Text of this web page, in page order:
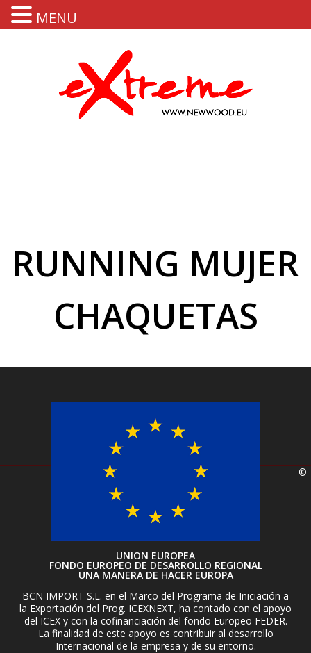
RUNNING MUJER
CHAQUETAS
UNION EUROPEA
FONDO EUROPEO DE DESARROLLO REGIONAL
UNA MANERA DE HACER EUROPA
BCN IMPORT S.L. en el Marco del Programa de Iniciación a
la Exportación del Prog. ICEXNEXT, ha contado con el apoyo
del ICEX y con la cofinanciación del fondo Europeo FEDER.
La finalidad de este apoyo es contribuir al desarrollo
Internacional de la empresa y de su entorno.
©
MENU